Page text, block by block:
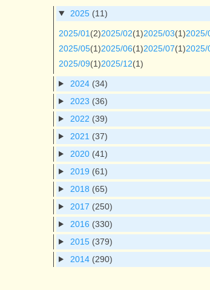
2025 (11)
2025/01 (2)2025/02(1)2025/03(1)2025/
2025/05(1)2025/06(1)2025/07(1)2025/
2025/09(1)2025/12(1)
2024 (34)
2023 (36)
2022 (39)
2021 (37)
2020 (41)
2019 (61)
2018 (65)
2017 (250)
2016 (330)
2015 (379)
2014 (290)